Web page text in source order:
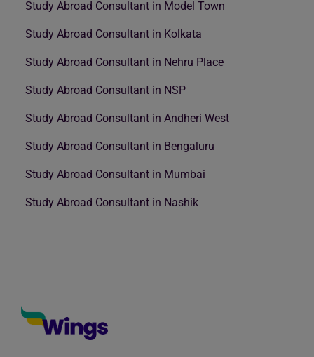
Study Abroad Consultant in Model Town
Study Abroad Consultant in Kolkata
Study Abroad Consultant in Nehru Place
Study Abroad Consultant in NSP
Study Abroad Consultant in Andheri West
Study Abroad Consultant in Bengaluru
Study Abroad Consultant in Mumbai
Study Abroad Consultant in Nashik